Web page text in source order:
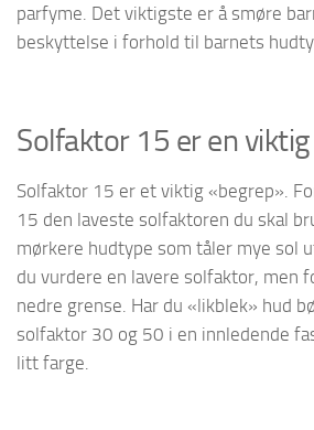
parfyme. Det viktigste er å smøre
beskyttelse i forhold til barnets
Solfaktor 15 er en
Solfaktor 15 er et viktig «begrep».
15 den laveste solfaktoren du skal
mørkere hudtype som tåler mye sol
du vurdere en lavere solfaktor, men
nedre grense. Har du «likblek» hud
solfaktor 30 og 50 i en innledende
litt farge.